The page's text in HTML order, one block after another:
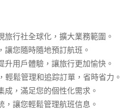
行社全球化，擴大業務範圍。
讓您隨時隨地預訂航班。
用戶體驗，讓旅行更加愉快。
輕鬆管理和追踪訂單，省時省力。
，滿足您的個性化需求。
讓您輕鬆管理航班信息。